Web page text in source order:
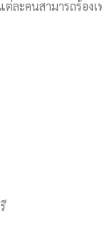
ะคนสามารถร้องเ